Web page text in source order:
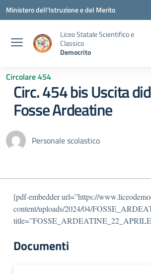
Vai ai contenuti
Vai al menu di navigazione
Vai al footer
Ministero dell'Istruzione e del Merito
Liceo Statale Scientifico e
Classico
Democrito
Circolare 454
Circ. 454 bis Uscita
Fosse Ardeatine
Personale scolastico
[pdf-embedder url=”https://
content/uploads/2024/04/
Documenti